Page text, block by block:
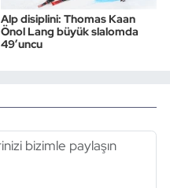
Alp disiplini: Thomas Kaan
Önol Lang büyük slalomda
49’uncu